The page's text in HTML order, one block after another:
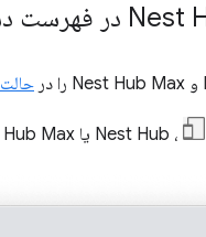
حالت Device
، Nest Hub یا Nest Hub Max را در زیر لیست دستگاه‌ها انتخاب کنید.